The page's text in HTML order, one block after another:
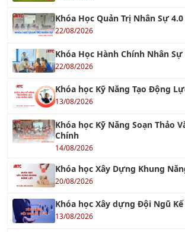
Khóa Học Hành Chính Nhân Sự
22/08/2026
Khóa học Kỹ Năng Tạo Động
13/08/2026
Khóa học Kỹ Năng Soạn Thảo
Chính
Khóa học Xây Dựng Khung
20/08/2026
Khóa học Xây dựng Đội Ngũ
13/08/2026
Khóa học Kỹ năng Kích hoạt
viên